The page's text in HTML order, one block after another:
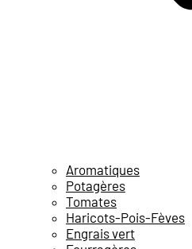
Aromatiques
Potagères
Tomates
Haricots-Pois-Fèves
Engrais vert